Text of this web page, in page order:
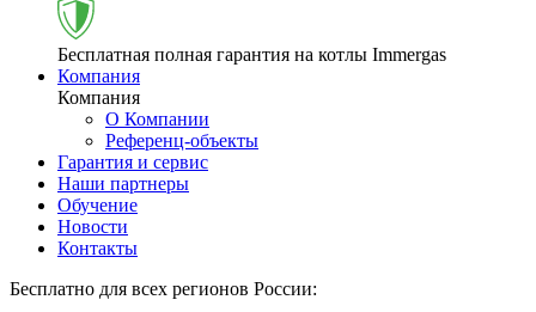
Бесплатная полная гарантия на котлы Immergas
Компания
Компания
О Компании
Референц-объекты
Гарантия и сервис
Наши партнеры
Обучение
Новости
Контакты
Бесплатно для всех регионов России: